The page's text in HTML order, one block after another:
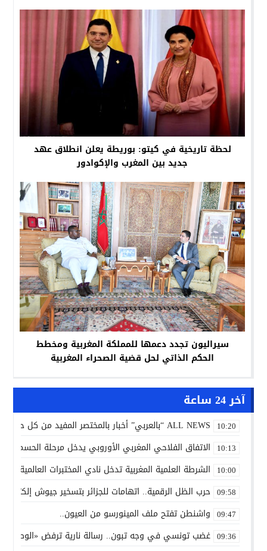
لحظة تاريخية في كيتو: بوريطة يعلن انطلاق عهد
جديد بين المغرب والإكوادور
سيراليون تجدد دعمها للمملكة المغربية ومخطط
الحكم الذاتي لحل قضية الصحراء المغربية
آخر 24 ساعة
10:20 ALL NEWS “بالعربي” أخبار بالمختصر المفيد من كل حدب وصوب
10:13 الاتفاق الفلاحي المغربي الأوروبي يدخل مرحلة الحسم..
10:00 الشرطة العلمية المغربية تدخل نادي المختبرات العالمية..
09:58 حرب الظل الرقمية.. اتهامات للجزائر بتسخير جيوش
09:47 واشنطن تفتح ملف المينورسو من العيون..
09:36 غضب تونسي في وجه تبون.. رسالة نارية ترفض «الوصاية